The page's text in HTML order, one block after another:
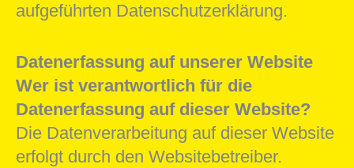
aufgeführten Datenschutzerklärung.
Datenerfassung auf unserer Website
Wer ist verantwortlich für die
Datenerfassung auf dieser Website?
Die Datenverarbeitung auf dieser Website
erfolgt durch den Websitebetreiber.